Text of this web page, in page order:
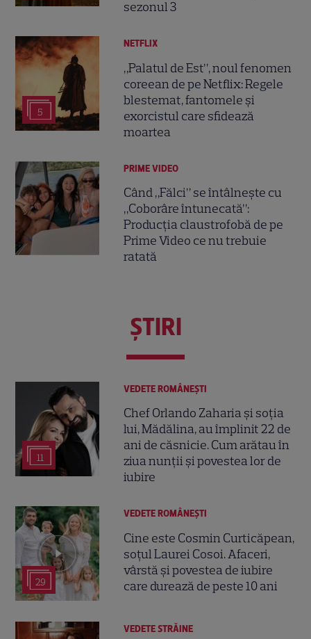
sezonul 3
5
NETFLIX
„Palatul de Est”, noul fenomen
coreean de pe Netflix: Regele
blestemat, fantomele și
exorcistul care sfidează
moartea
PRIME VIDEO
Când „Fălci” se întâlnește cu
„Coborâre întunecată”:
Producția claustrofobă de pe
Prime Video ce nu trebuie
ratată
ŞTIRI
11
VEDETE ROMÂNEŞTI
Chef Orlando Zaharia și soția
lui, Mădălina, au împlinit 22 de
ani de căsnicie. Cum arătau în
ziua nunții și povestea lor de
iubire
29
VEDETE ROMÂNEŞTI
Cine este Cosmin Curticăpean,
soțul Laurei Cosoi. Afaceri,
vârstă și povestea de iubire
care durează de peste 10 ani
VEDETE STRĂINE